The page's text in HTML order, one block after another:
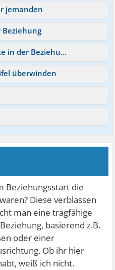
jemanden
Beziehung
Ständig Zweifel und Ängste in der Beziehung
überwinden
Beziehungsstart die
Diese verblassen
man eine tragfähige
basierend z.B.
oder einer
Ob ihr hier
weiß ich nicht.